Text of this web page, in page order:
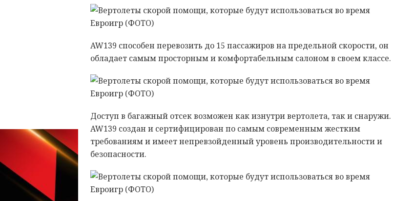
AW139 способен перевозить до 15 пассажиров на предельной скорости, он
обладает самым просторным и комфортабельным салоном в своем классе.
Доступ в багажный отсек возможен как изнутри вертолета, так и снаружи.
AW139 создан и сертифицирован по самым современным жестким
требованиям и имеет непревзойденный уровень производительности и
безопасности.